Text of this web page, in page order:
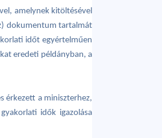
amelynek kitöltésével
dokumentum tartalmát
időt egyértelműen
eredeti példányban, a
érkezett a miniszterhez,
idők igazolása